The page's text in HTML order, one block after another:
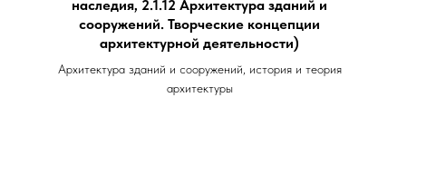
наследия, 2.1.12 Архитектура зданий и
сооружений. Творческие концепции
архитектурной деятельности)
Архитектура зданий и сооружений, история и теория
архитектуры